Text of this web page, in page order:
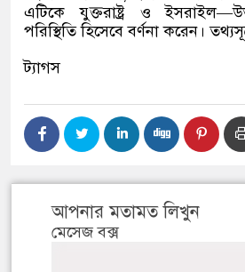
এটিকে যুক্তরাষ্ট্র ও ইসরাইল—
পরিস্থিতি হিসেবে বর্ণনা করেন।
ট্যাগস
আপনার মতামত লিখুন
মেসেজ বক্স